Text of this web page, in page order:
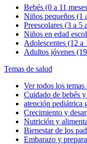
Bebés (0 a 11
Niños pequeños (1
Preescolares (3 a 5
Niños en edad
Adolescentes (12 a
Adultos jóvenes
Temas de salud
Ver todos los temas
Cuidado de bebés
atención pediátrica
Crecimiento y
Nutrición y
Bienestar de los
Embarazo y